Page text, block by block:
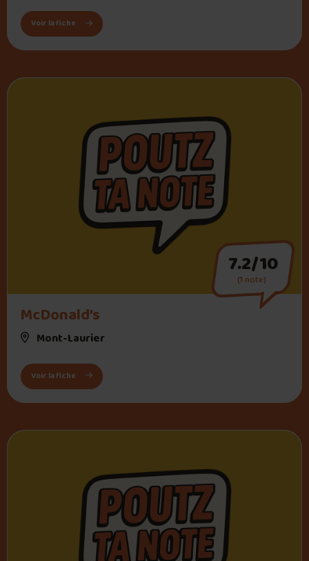
Voir la fiche : Jack Le Coq
McDonald’s
Mont-Laurier
7.2/10
(1 note)
Voir la fiche : McDonald’s